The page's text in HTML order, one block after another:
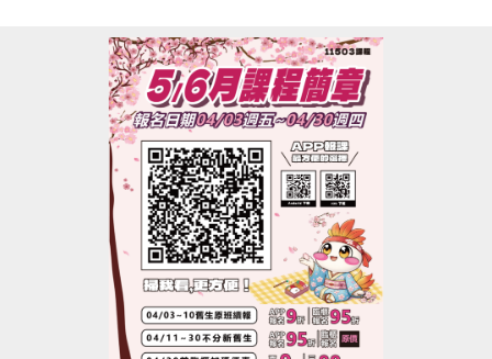
*** 造成不便，敬請見諒 ***
-洽詢專線：03-2639066 #111、112
-官網 :
https://www.lzsports.com.tw/zh_TW/news/pageID/1/
-FB : 桃園市蘆竹國民運動中心
-IG : @luzhusports